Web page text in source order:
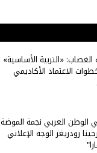
الغصاب: «التربية الأساسية»
الاعتماد الأكاديمي
الوطن العربي نجمة الموضة
رودريغز الوجه الإعلاني